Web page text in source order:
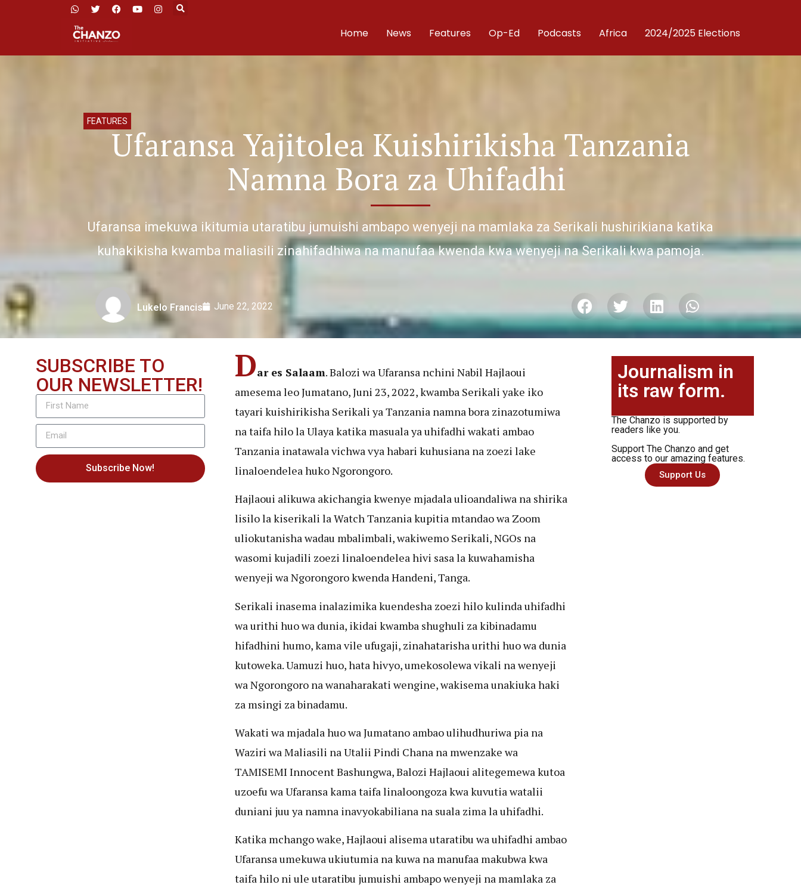
Home News Features Op-Ed Podcasts Africa 2024/2025 Elections
FEATURES
Ufaransa Yajitolea Kuishirikisha Tanzania
Namna Bora za Uhifadhi
Ufaransa imekuwa ikitumia utaratibu jumuishi ambapo wenyeji na mamlaka za Serikali hushirikiana katika
kuhakikisha kwamba maliasili zinahifadhiwa na manufaa kwenda kwa wenyeji na Serikali kwa pamoja.
Lukelo Francis June 22, 2022
SUBSCRIBE TO
OUR NEWSLETTER!
Subscribe Now!
Dar es Salaam. Balozi wa Ufaransa nchini Nabil Hajlaoui
amesema leo Jumatano, Juni 23, 2022, kwamba Serikali yake iko
tayari kuishirikisha Serikali ya Tanzania namna bora zinazotumiwa
na taifa hilo la Ulaya katika masuala ya uhifadhi wakati ambao
Tanzania inatawala vichwa vya habari kuhusiana na zoezi lake
linaloendelea huko Ngorongoro.
Hajlaoui alikuwa akichangia kwenye mjadala ulioandaliwa na shirika
lisilo la kiserikali la Watch Tanzania kupitia mtandao wa Zoom
uliokutanisha wadau mbalimbali, wakiwemo Serikali, NGOs na
wasomi kujadili zoezi linaloendelea hivi sasa la kuwahamisha
wenyeji wa Ngorongoro kwenda Handeni, Tanga.
Serikali inasema inalazimika kuendesha zoezi hilo kulinda uhifadhi
wa urithi huo wa dunia, ikidai kwamba shughuli za kibinadamu
hifadhini humo, kama vile ufugaji, zinahatarisha urithi huo wa dunia
kutoweka. Uamuzi huo, hata hivyo, umekosolewa vikali na wenyeji
wa Ngorongoro na wanaharakati wengine, wakisema unakiuka haki
za msingi za binadamu.
Wakati wa mjadala huo wa Jumatano ambao ulihudhuriwa pia na
Waziri wa Maliasili na Utalii Pindi Chana na mwenzake wa
TAMISEMI Innocent Bashungwa, Balozi Hajlaoui alitegemewa kutoa
uzoefu wa Ufaransa kama taifa linaloongoza kwa kuvutia watalii
duniani juu ya namna inavyokabiliana na suala zima la uhifadhi.
Katika mchango wake, Hajlaoui alisema utaratibu wa uhifadhi ambao
Ufaransa umekuwa ukiutumia na kuwa na manufaa makubwa kwa
taifa hilo ni ule utaratibu jumuishi ambapo wenyeji na mamlaka za
Journalism in
its raw form.
The Chanzo is supported by
readers like you.
Support The Chanzo and get
access to our amazing features.
Support Us